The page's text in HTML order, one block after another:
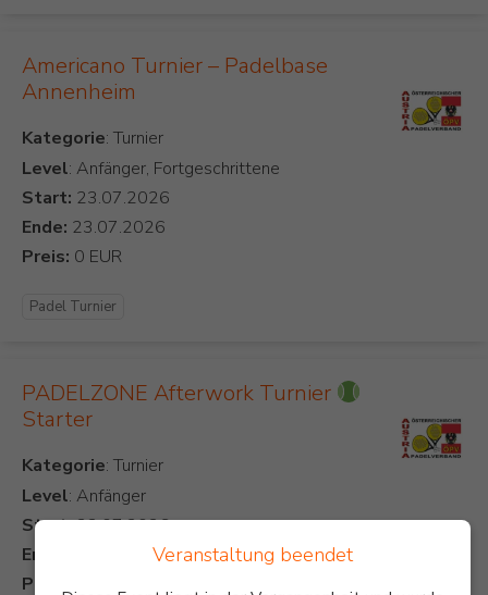
Veranstaltung beendet
Americano Turnier – Padelbase
Annenheim
Kategorie
Level: Anfänger, Fortgeschrittene
Start:
Ende:
Preis:
Padel Turnier
PADELZONE Afterwork Turnier
Starter
Kategorie
Level: Anfänger
Start:
Ende:
Preis: